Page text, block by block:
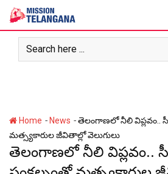
Skip
content
Home - News -తెలంగాణ‌లో నీలి విప్ల‌వం..
మ‌త్స్య‌కారుల జీవితాల్లో వెలుగులు
తెలంగాణ‌లో నీలి విప్ల‌వం..